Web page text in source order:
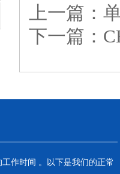
上一篇：
下一篇：
作时间 。以下是我们的正常